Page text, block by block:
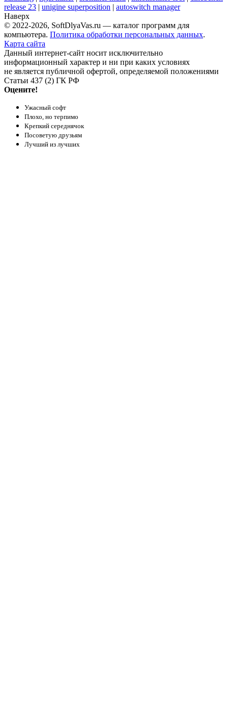
release 23 | unigine superposition | autoswitch manager
Наверх
© 2022-2026, SoftDlyaVas.ru — каталог программ для
компьютера. Политика обработки персональных данных.
Карта сайта
Данный интернет-сайт носит исключительно
информационный характер и ни при каких условиях
не является публичной офертой, определяемой положениями
Статьи 437 (2) ГК РФ
Оцените!
Ужасный софт
Плохо, но терпимо
Крепкий середнячок
Посоветую друзьям
Лучший из лучших